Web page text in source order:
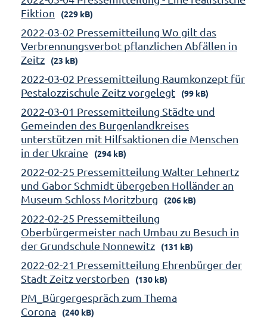
Fiktion
(229 kB)
2022-03-02 Pressemitteilung Wo gilt das
Verbrennungsverbot pflanzlichen Abfällen in
Zeitz
(23 kB)
2022-03-02 Pressemitteilung Raumkonzept für
Pestalozzischule Zeitz vorgelegt
(99 kB)
2022-03-01 Pressemitteilung Städte und
Gemeinden des Burgenlandkreises
unterstützen mit Hilfsaktionen die Menschen
in der Ukraine
(294 kB)
2022-02-25 Pressemitteilung Walter Lehnertz
und Gabor Schmidt übergeben Holländer an
Museum Schloss Moritzburg
(206 kB)
2022-02-25 Pressemitteilung
Oberbürgermeister nach Umbau zu Besuch in
der Grundschule Nonnewitz
(131 kB)
2022-02-21 Pressemitteilung Ehrenbürger der
Stadt Zeitz verstorben
(130 kB)
PM_Bürgergespräch zum Thema
Corona
(240 kB)